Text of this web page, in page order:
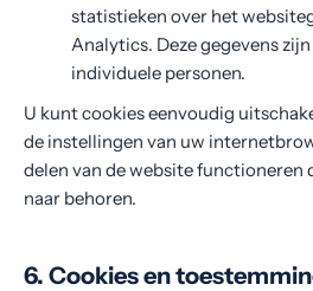
statistieken over het
Analytics. Deze gegevens
individuele personen.
U kunt cookies eenvoudig
de instellingen van uw
delen van de website functioneren
naar behoren.
6. Cookies en